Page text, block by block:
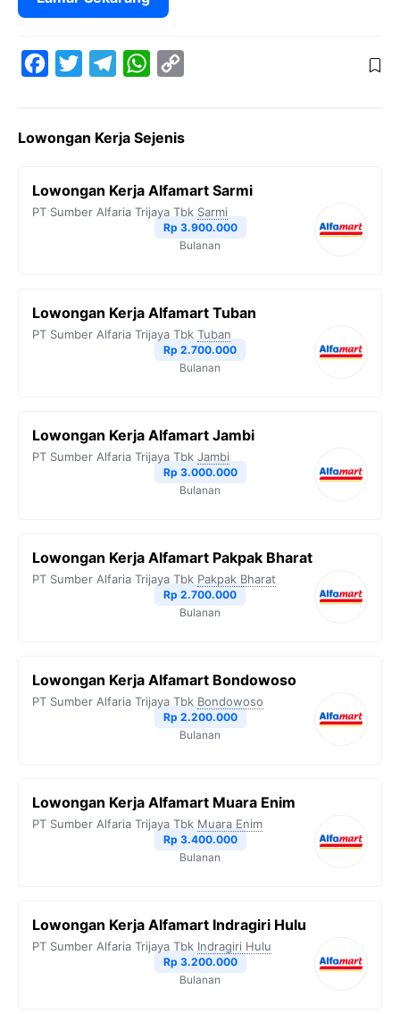
e
o
t
e
e
r
W
t
A
p
y
i
n
k
Lowongan Kerja Sejenis
Lowongan Kerja Alfamart Sarmi
PT Sumber Alfaria Trijaya Tbk Sarmi
Rp 3.900.000
Bulanan
Lowongan Kerja Alfamart Tuban
PT Sumber Alfaria Trijaya Tbk Tuban
Rp 2.700.000
Bulanan
Lowongan Kerja Alfamart Jambi
PT Sumber Alfaria Trijaya Tbk Jambi
Rp 3.000.000
Bulanan
Lowongan Kerja Alfamart Pakpak Bharat
PT Sumber Alfaria Trijaya Tbk Pakpak Bharat
Rp 2.700.000
Bulanan
Lowongan Kerja Alfamart Bondowoso
PT Sumber Alfaria Trijaya Tbk Bondowoso
Rp 2.200.000
Bulanan
Lowongan Kerja Alfamart Muara Enim
PT Sumber Alfaria Trijaya Tbk Muara Enim
Rp 3.400.000
Bulanan
Lowongan Kerja Alfamart Indragiri Hulu
PT Sumber Alfaria Trijaya Tbk Indragiri Hulu
Rp 3.200.000
Bulanan